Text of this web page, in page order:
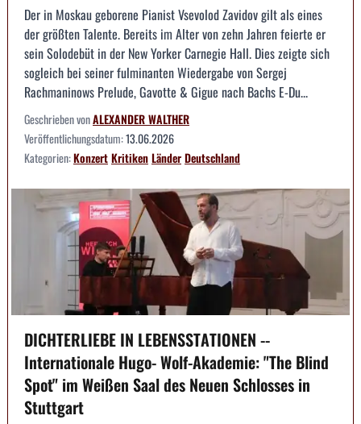
Der in Moskau geborene Pianist Vsevolod Zavidov gilt als eines
der größten Talente. Bereits im Alter von zehn Jahren feierte er
sein Solodebüt in der New Yorker Carnegie Hall. Dies zeigte sich
sogleich bei seiner fulminanten Wiedergabe von Sergej
Rachmaninows Prelude, Gavotte & Gigue nach Bachs E-Du...
Geschrieben vonALEXANDER WALTHER
Veröffentlichungsdatum:13.06.2026
Kategorien:KonzertKritikenLänderDeutschland
DICHTERLIEBE IN LEBENSSTATIONEN --
Internationale Hugo- Wolf-Akademie: "The Blind
Spot" im Weißen Saal des Neuen Schlosses in
Stuttgart